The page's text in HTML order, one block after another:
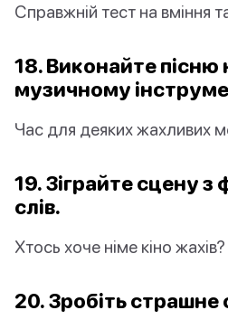
Справжній тест на вміння
18. Виконайте пісню
музичному
Час для деяких жахливих
19. Зіграйте сцену з
слів.
Хтось хоче німе кіно жахів?
20. Зробіть страшне